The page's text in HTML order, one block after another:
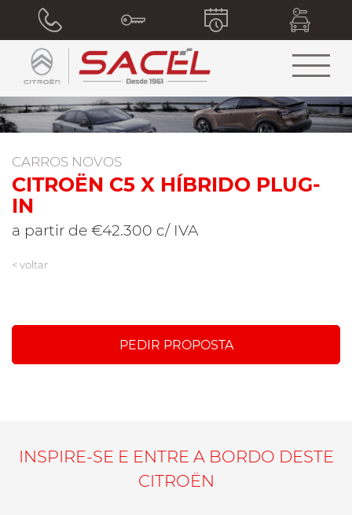
CARROS NOVOS
CITROËN C5 X HÍBRIDO PLUG-
IN
a partir de €42.300 c/ IVA
< voltar
PEDIR PROPOSTA
INSPIRE-SE E ENTRE A BORDO DESTE
CITROËN